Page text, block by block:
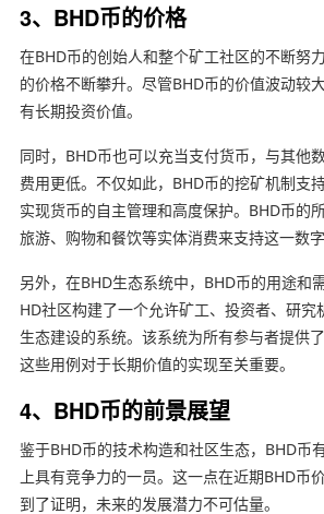
3、BHD币的价格
在BHD币的创始人和整个矿工社区的不断努
的价格不断攀升。尽管BHD币的价值波动较
有长期投资价值。
同时，BHD币也可以充当支付货币，与其他
费用更低。不仅如此，BHD币的挖矿机制支
实现货币的自主管理和高度保护。BHD币的
旅游、购物和餐饮等实体消费来支持这一数字
另外，在BHD生态系统中，BHD币的用途和
HD社区构建了一个允许矿工、投资者、研究
生态建设的系统。该系统为所有参与者提供
这些用例对于长期价值的实现至关重要。
4、BHD币的前景展望
鉴于BHD币的技术构造和社区生态，BHD币
上具有竞争力的一员。这一点在近期BHD币
到了证明，未来的发展潜力不可估量。